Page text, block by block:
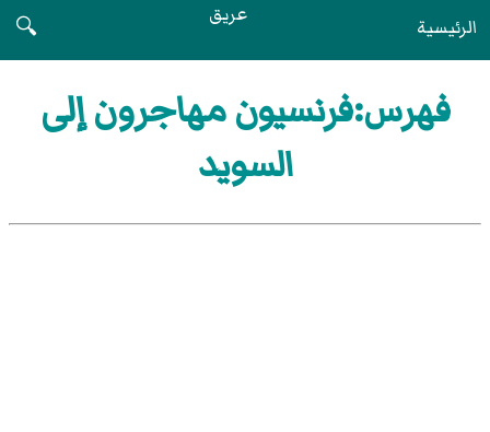
الرئيسية عريق
🔍
فهرس:فرنسيون مهاجرون إلى
السويد